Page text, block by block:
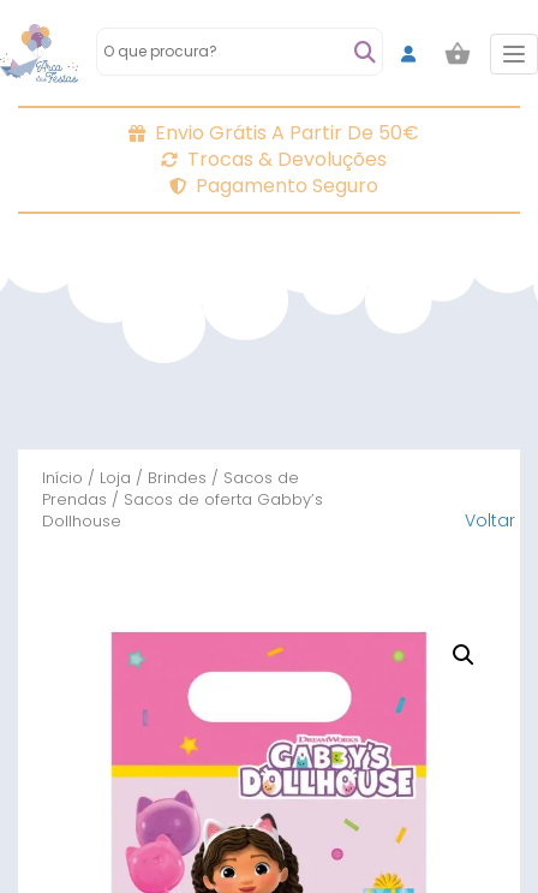
Envio Grátis A Partir De 50€
Trocas & Devoluções
Pagamento Seguro
Início / Loja / Brindes / Sacos de
Prendas / Sacos de oferta Gabby’s
Dollhouse
Voltar